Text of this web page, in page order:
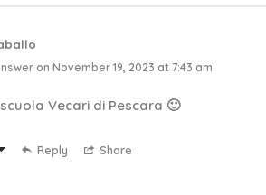
on November 19, 2023 at 7:43 am
Vecari di Pescara 🙂
Reply Share